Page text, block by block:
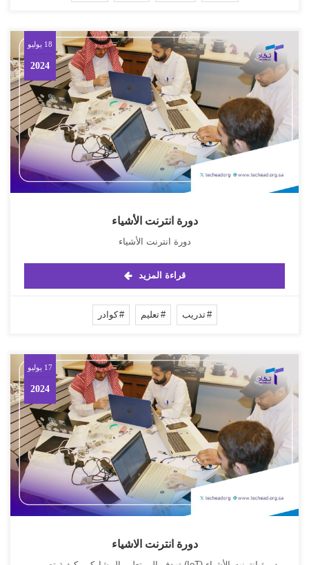
18 يوليو
2024
دورة انترنت الأشياء
دورة انترنت الأشياء
قراءة المزيد
تدريب تعليم كوادر
17 يوليو
2024
دورة انترنت الاشياء